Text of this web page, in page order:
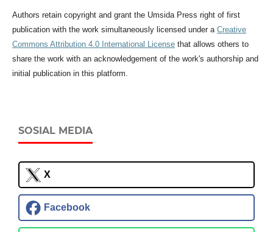
Authors retain copyright and grant the Umsida Press right of first
publication with the work simultaneously licensed under a Creative
Commons Attribution 4.0 International Licensethat allows others to
share the work with an acknowledgement of the work's authorship and
initial publication in this platform.
SOSIAL MEDIA
X
Facebook